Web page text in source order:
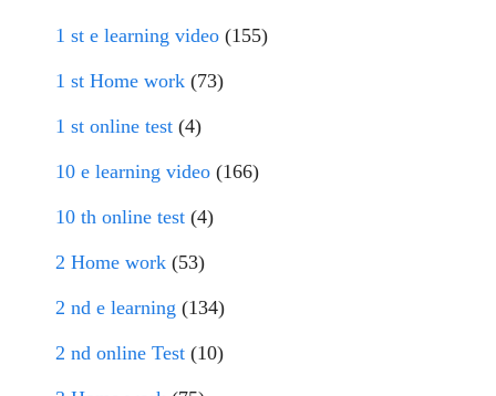
1 st e learning video (155)
1 st Home work (73)
1 st online test (4)
10 e learning video (166)
10 th online test (4)
2 Home work (53)
2 nd e learning (134)
2 nd online Test (10)